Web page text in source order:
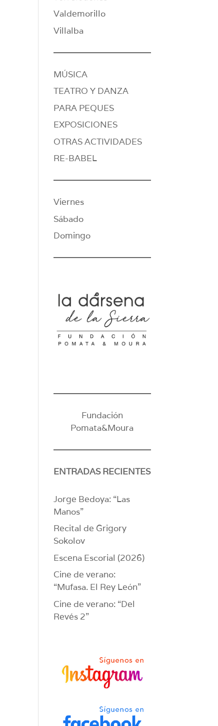
Valdemorillo
Villalba
MÚSICA
TEATRO Y DANZA
PARA PEQUES
EXPOSICIONES
OTRAS ACTIVIDADES
RE-BABEL
Viernes
Sábado
Domingo
Fundación
Pomata&Moura
ENTRADAS RECIENTES
Jorge Bedoya: “Las
Manos”
Recital de Grigory
Sokolov
Escena Escorial (2026)
Cine de verano:
“Mufasa. El Rey León”
Cine de verano: “Del
Revés 2”